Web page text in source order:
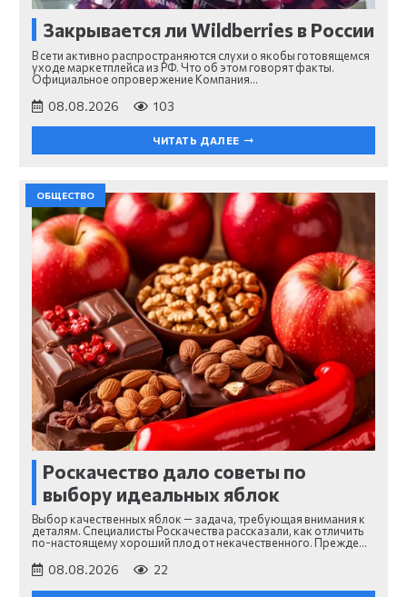
Закрывается ли Wildberries в России
В сети активно распространяются слухи о якобы готовящемся
уходе маркетплейса из РФ. Что об этом говорят факты.
Официальное опровержение Компания…
08.08.2026 103
ЧИТАТЬ ДАЛЕЕ
ОБЩЕСТВО
Роскачество дало советы по
выбору идеальных яблок
Выбор качественных яблок — задача, требующая внимания к
деталям. Специалисты Роскачества рассказали, как отличить
по-настоящему хороший плод от некачественного. Прежде…
08.08.2026 22